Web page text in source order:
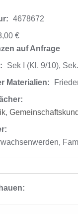
4678672
€
auf Anfrage
Sek I (Kl. 9/10),
Materialien:
,